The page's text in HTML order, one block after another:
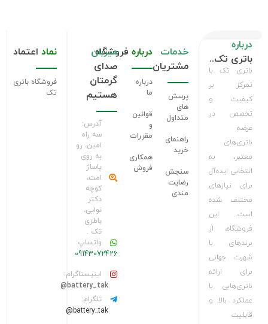
درباره
باتری تک..
باتری تک با
تمرکز بر
کیفیت و
تخصص در
عرضه
باتری‌های
معتبر، به
انتخابی ایده‌آل
برای نیازهای
مختلف شده
است. این
فروشگاه، از
برندهای با
شهرت جهانی
برای ارائه
باتری‌هایی با
عملکرد بالا و
قابلیت
خدمات
مشتریان
پرسش
های
متداول
راهنمای
خرید
سنجش
رضایت
مندی
درباره فروشگاه
درباره
ما
قوانین
و
مقررات
همکاری
فروش
میزبان
صدای
گرمتان
هستیم
آدرس:
سه راه
امین، رو
به روی
پاساژ
امت،
کوچه
دکتر
نوایی،
باطری
تک .
واتساپ:
09143072426
اینیستاگرام:
battery_tak@
تلگرام:
battery_tak@
نماد اعتماد
فروشگاه باتری
تک